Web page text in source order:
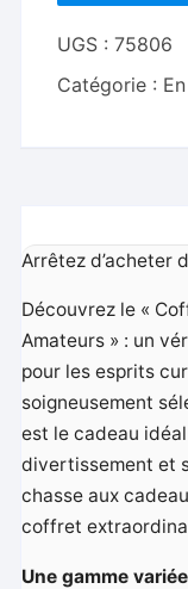
UGS :75806
Catégorie :
Arrêtez d’acheter
Découvrez le «
Amateurs » : un
pour les esprits
soigneusement
est le cadeau
divertissement et
chasse aux
coffret
Une gamme